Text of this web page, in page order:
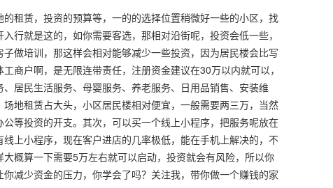
租赁，投资的预算等，一的的选择位置稍微好一些的小区，找
行就是这的，如你需要客选，那相对沿街呢，投资会低一些，
做培训，那这样会相对能够减少一些投资，因为居民楼会比写
商户啊，是无限连带责任，注册资金建议在30万以内就可以，
居民生活服务、母婴服务、养老服务、日用品销售、安装维
地租赁占大头，小区居民楼相对便宜，一般需要两三万，当然
等投资的开支。其次，可以买一个线上小程序，把服务呢放在
上小程序，现在客户进店的几率极低，能在手机上解决的，不
概算一下需要5万左右就可以启动，投资就会有风险，所以你
减少资金的压力，你学会了吗？关注我，带你做一个赚钱的家